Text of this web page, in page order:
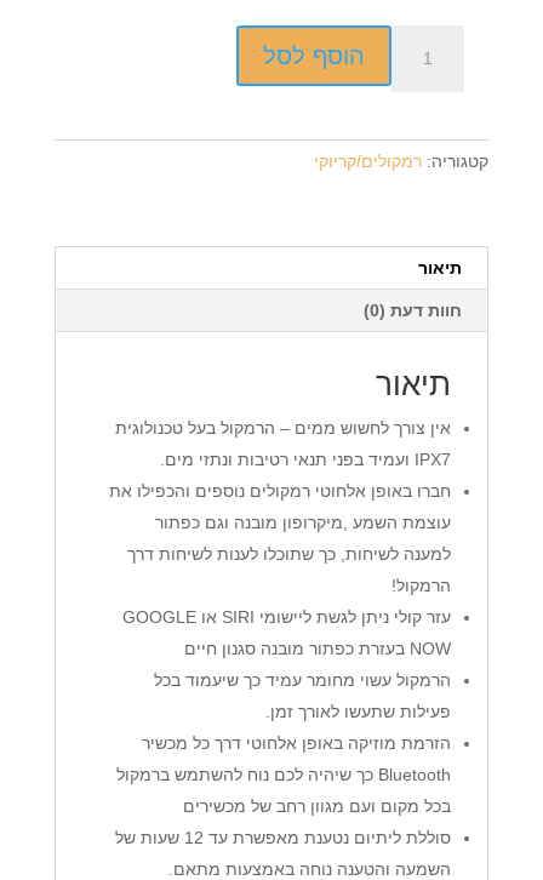
היה:
399.00 ₪.
הוסף לסל
קטגוריה: רמקולים/קריוקי
תיאור
חוות דעת (0)
תיאור
אין צורך לחשוש ממים – הרמקול בעל טכנולוגית
IPX7 ועמיד בפני תנאי רטיבות ונתזי מים.
חברו באופן אלחוטי רמקולים נוספים והכפילו את
עוצמת השמע ,מיקרופון מובנה וגם כפתור
למענה לשיחות, כך שתוכלו לענות לשיחות דרך
הרמקול!
עזר קולי ניתן לגשת ליישומי SIRI או GOOGLE
NOW בעזרת כפתור מובנה סגנון חיים
הרמקול עשוי מחומר עמיד כך שיעמוד בכל
פעילות שתעשו לאורך זמן.
הזרמת מוזיקה באופן אלחוטי דרך כל מכשיר
Bluetooth כך שיהיה לכם נוח להשתמש ברמקול
בכל מקום ועם מגוון רחב של מכשירים
סוללת ליתיום נטענת מאפשרת עד 12 שעות של
השמעה והטענה נוחה באמצעות מתאם.